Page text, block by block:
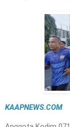
KAAPNEWS.COM